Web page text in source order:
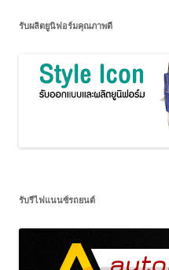
รับผลิตยูนิฟอร์มคุณภาพดี
รับรีไฟแนนซ์รถยนต์